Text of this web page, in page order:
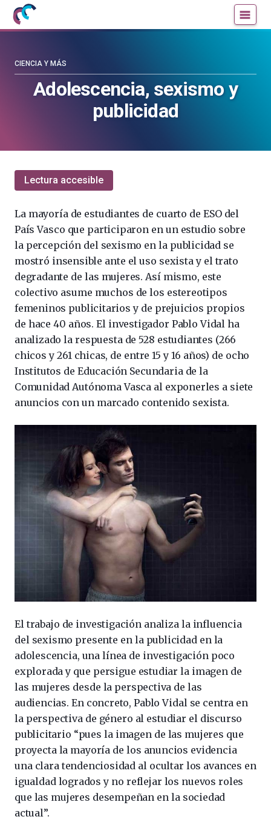
Mujeres
con
la
blog
la
Adolescencia, sexismo y
publicidad
CIENCIA Y MÁS
Lectura accesible
La mayoría de estudiantes de cuarto de ESO del
País Vasco que participaron en un estudio sobre
la percepción del sexismo en la publicidad se
mostró insensible ante el uso sexista y el trato
degradante de las mujeres. Así mismo, este
colectivo asume muchos de los estereotipos
femeninos publicitarios y de prejuicios propios
de hace 40 años. El investigador Pablo Vidal ha
analizado la respuesta de 528 estudiantes (266
chicos y 261 chicas, de entre 15 y 16 años) de ocho
Institutos de Educación Secundaria de la
Comunidad Autónoma Vasca al exponerles a siete
anuncios con un marcado contenido sexista.
El trabajo de investigación analiza la influencia
del sexismo presente en la publicidad en la
adolescencia, una línea de investigación poco
explorada y que persigue estudiar la imagen de
las mujeres desde la perspectiva de las
audiencias. En concreto, Pablo Vidal se centra en
la perspectiva de género al estudiar el discurso
publicitario “pues la imagen de las mujeres que
proyecta la mayoría de los anuncios evidencia
una clara tendenciosidad al ocultar los avances en
igualdad logrados y no reflejar los nuevos roles
que las mujeres desempeñan en la sociedad
actual”.